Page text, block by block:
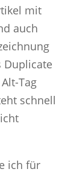
mit
auch
Duplicate
Tag
schnell
ich für